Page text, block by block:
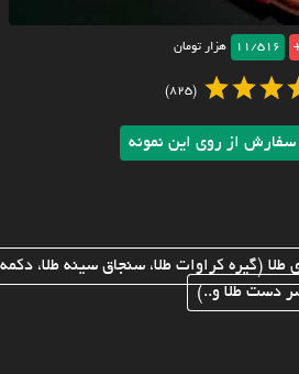
11/516 هزار تومان
(825)
از روی این نمونه
(گیره کراوات طلا، سنجاق سینه طلا، دکمه
دست طلا و..)